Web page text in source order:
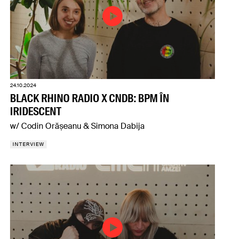
24.10.2024
BLACK RHINO RADIO X CNDB: BPM ÎN
IRIDESCENT
w/ Codin Orășeanu & Simona Dabija
INTERVIEW